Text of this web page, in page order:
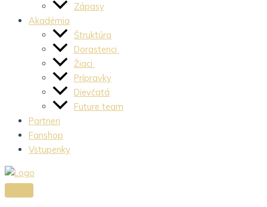
Zápasy
Akadémia
Štruktúra
Dorastenci
Žiaci
Prípravky
Dievčatá
Future team
Partneri
Fanshop
Vstupenky